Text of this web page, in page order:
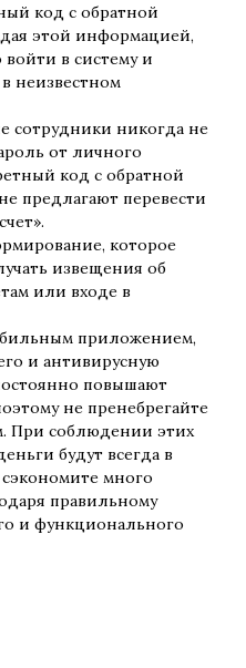
код с обратной
этой информацией,
в систему и
неизвестном
сотрудники никогда не
от личного
код с обратной
предлагают перевести
которое
извещения об
или входе в
приложением,
и антивирусную
повышают
не пренебрегайте
При соблюдении этих
будут всегда в
сэкономите много
правильному
и функционального